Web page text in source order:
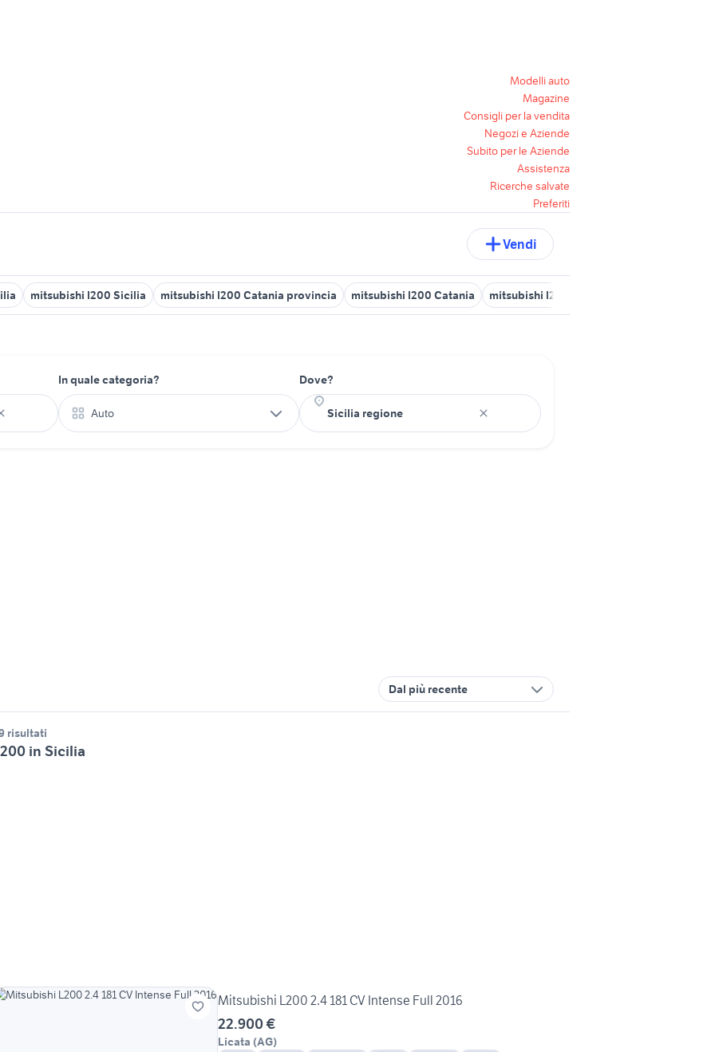
Modelli auto
Magazine
Consigli per la vendita
Negozi e Aziende
Subito per le Aziende
Assistenza
Ricerche salvate
Preferiti
Vendi
mitsubishi l200 Sicilia mitsubishi l200 Catania provincia mitsubishi l200 Catania mitsubishi l200 auto Sicilia
In quale categoria?
Auto
Dove?
Dal più recente
risultati
in Sicilia
Mitsubishi L200 2.4 181 CV Intense Full 2016
22.900 €
Licata (AG)